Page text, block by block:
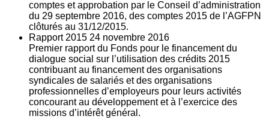
comptes et approbation par le Conseil d’administration
du 29 septembre 2016, des comptes 2015 de l’AGFPN
clôturés au 31/12/2015.
Rapport 2015 24 novembre 2016
Premier rapport du Fonds pour le financement du
dialogue social sur l’utilisation des crédits 2015
contribuant au financement des organisations
syndicales de salariés et des organisations
professionnelles d’employeurs pour leurs activités
concourant au développement et à l’exercice des
missions d’intérêt général.